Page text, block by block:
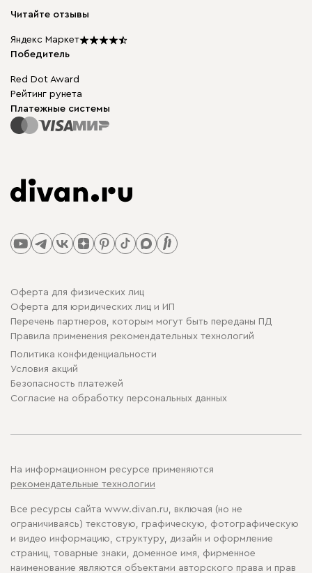
Карьера
Подарочные сертификаты
Мы в прессе
Столы и стулья
Читайте отзывы
Яндекс Маркет
Победитель
Red Dot Award
Рейтинг рунета
Платежные системы
Оферта для физических лиц
Оферта для юридических лиц и ИП
Перечень партнеров, которым могут быть переданы ПД
Правила применения рекомендательных технологий
Политика конфиденциальности
Условия акций
Безопасность платежей
Cогласие на обработку персональных данных
На информационном ресурсе применяются
рекомендательные технологии
Все ресурсы сайта www.divan.ru, включая (но не
ограничиваясь) текстовую, графическую, фотографическую
и видео информацию, структуру, дизайн и оформление
страниц, товарные знаки, доменное имя, фирменное
наименование являются объектами авторского права и прав